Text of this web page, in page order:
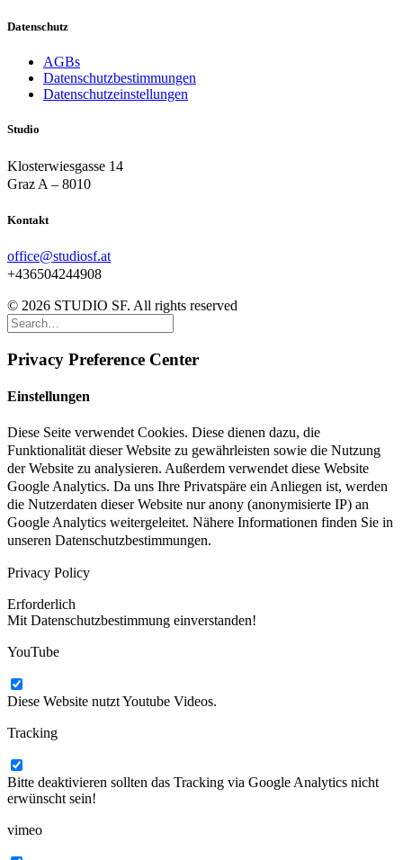
Datenschutz
AGBs
Datenschutzbestimmungen
Datenschutzeinstellungen
Studio
Klosterwiesgasse 14
Graz A – 8010
Kontakt
office@studiosf.at
+436504244908
© 2026 STUDIO SF. All rights reserved
Privacy Preference Center
Einstellungen
Diese Seite verwendet Cookies. Diese dienen dazu, die
Funktionalität dieser Website zu gewährleisten sowie die Nutzung
der Website zu analysieren. Außerdem verwendet diese Website
Google Analytics. Da uns Ihre Privatspäre ein Anliegen ist, werden
die Nutzerdaten dieser Website nur anony (anonymisierte IP) an
Google Analytics weitergeleitet. Nähere Informationen finden Sie in
unseren Datenschutzbestimmungen.
Privacy Policy
Erforderlich
Mit Datenschutzbestimmung einverstanden!
YouTube
Diese Website nutzt Youtube Videos.
Tracking
Bitte deaktivieren sollten das Tracking via Google Analytics nicht
erwünscht sein!
vimeo